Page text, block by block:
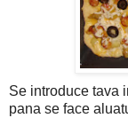
Se introduce tava
pana se face